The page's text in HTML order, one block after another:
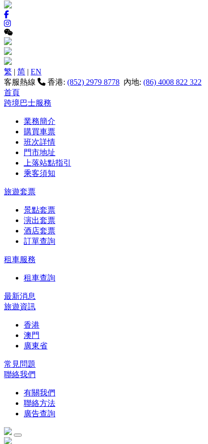
繁 | 简 | EN
客服熱線
香港: (852) 2979 8778 內地: (86) 4008 822 322
首頁
跨境巴士服務
業務簡介
購買車票
班次詳情
門市地址
上落站點指引
乘客須知
旅遊套票
景點套票
演出套票
酒店套票
訂單查詢
租車服務
租車查詢
最新消息
旅遊資訊
香港
澳門
廣東省
常見問題
聯絡我們
有關我們
聯絡方法
廣告查詢